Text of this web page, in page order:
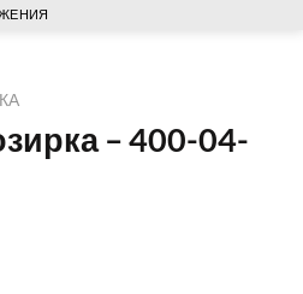
– 400-04-